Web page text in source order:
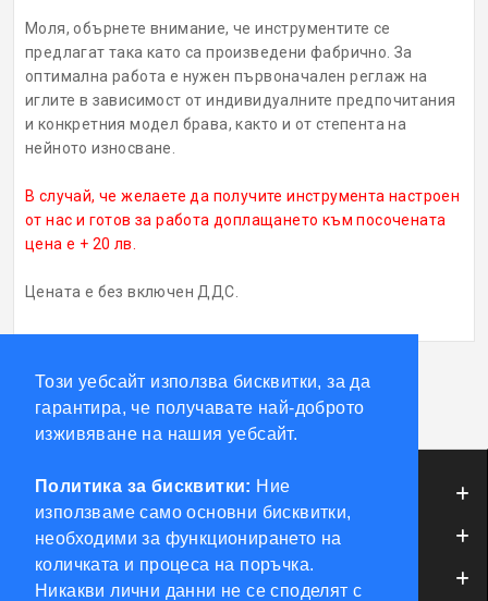
Този уебсайт използва бисквитки, за да
гарантира, че получавате най-доброто
изживяване на нашия уебсайт.
Политика за бисквитки: Ние
използваме само основни бисквитки,
необходими за функционирането на
количката и процеса на поръчка.
Никакви лични данни не се споделят с
Моля, обърнете внимание, че инструментите се
предлагат така като са произведени фабрично. За
оптимална работа е нужен първоначален реглаж на
иглите в зависимост от индивидуалните предпочитания
и конкретния модел брава, както и от степента на
нейното износване.
В случай, че желаете да получите инструмента настроен
от нас и готов за работа доплащането към посочената
цена е + 20 лв.
Цената е без включен ДДС.
Етикети:Magic Key 16 Mul-T-Lock 6+6
ИНФОРМАЦИЯ
ОБСЛУЖВАНЕ НА КЛИЕНТИ
МОЯТ ПРОФИЛ